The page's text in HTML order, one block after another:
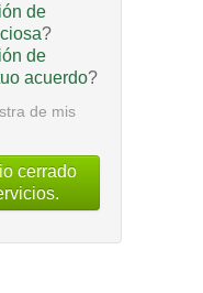
de
?
de
acuerdo?
de mis
cerrado